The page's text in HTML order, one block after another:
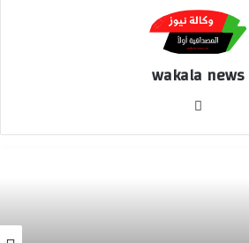
wakala news